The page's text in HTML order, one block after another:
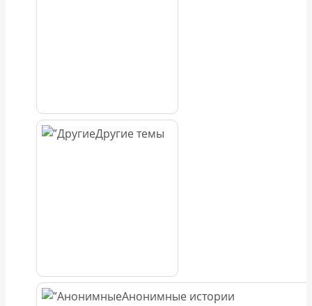
Другие темы
Анонимные истории